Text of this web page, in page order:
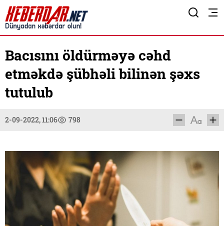
Bacısını öldürməyə cəhd
etməkdə şübhəli bilinən şəxs
tutulub
2-09-2022, 11:06 798